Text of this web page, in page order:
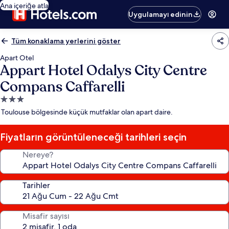
Ana içeriğe atla
Uygulamayı edinin
Tüm konaklama yerlerini göster
Apart Otel
Appart Hotel Odalys City Centre
Compans Caffarelli
3.0
yıldızlı
yeri
Toulouse bölgesinde küçük mutfaklar olan apart daire.
Fiyatların görüntüleneceği tarihleri seçin
Nereye?
Tarihler
Misafir sayısı